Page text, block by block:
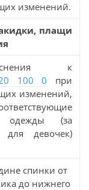
изменений.
плащи
к
100 0 при
изменений,
одежды (за
девочек)
спинки от
до нижнего